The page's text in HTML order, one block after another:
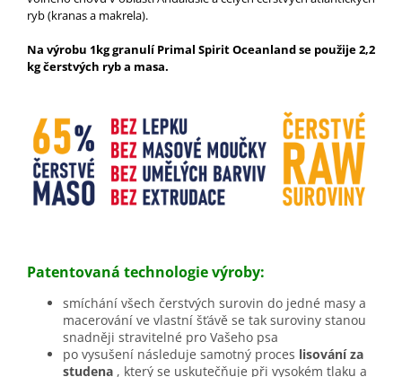
ryb (kranas a makrela).
Na výrobu 1kg granulí Primal Spirit Oceanland se použije 2,2
kg čerstvých ryb a masa.
Patentovaná technologie výroby:
smíchání všech čerstvých surovin do jedné masy a
macerování ve vlastní šťávě se tak suroviny stanou
snadněji stravitelné pro Vašeho psa
po vysušení následuje samotný proces lisování za
studena , který se uskutečňuje při vysokém tlaku a